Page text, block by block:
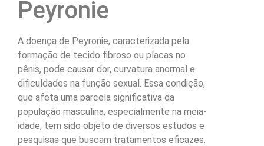
Peyronie
A doença de Peyronie, caracterizada pela
formação de tecido fibroso ou placas no
pênis, pode causar dor, curvatura anormal e
dificuldades na função sexual. Essa condição,
que afeta uma parcela significativa da
população masculina, especialmente na meia-
idade, tem sido objeto de diversos estudos e
pesquisas que buscam tratamentos eficazes.